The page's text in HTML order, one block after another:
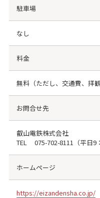
駐車場
なし
料金
無料（ただし、交通費、拝
お問合せ先
叡山電鉄株式会社
TEL 075-702-8111 （平日9
ホームページ
https://eizandensha.co.jp/